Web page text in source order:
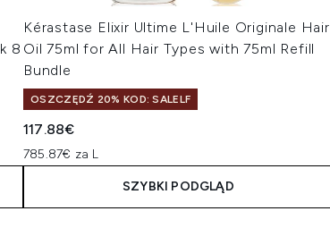
8
Kérastase Elixir Ultime L'Huile Originale Hair
Oil 75ml for All Hair Types with 75ml Refill
Bundle
OSZCZĘDŹ 20% KOD: SALELF
117.88€
785.87€ za L
SZYBKI PODGLĄD